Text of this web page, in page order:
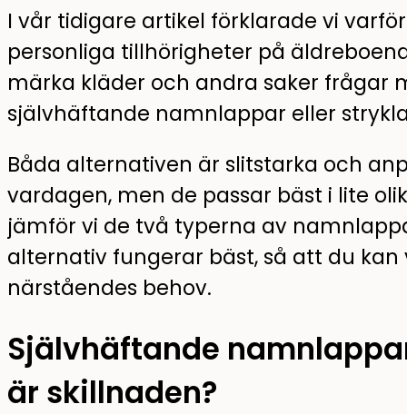
I vår tidigare artikel förklarade vi
personliga tillhörigheter på
märka kläder och andra saker frågar
självhäftande namnlappar eller
Båda alternativen är slitstarka och
vardagen, men de passar bäst i lite
jämför vi de två typerna av
alternativ fungerar bäst, så att du
närståendes behov.
Självhäftande
är skillnaden?